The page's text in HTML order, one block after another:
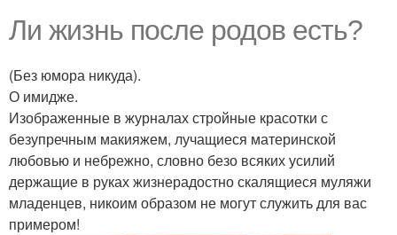
Ли жизнь после родов есть?
(Без юмора никуда).
О имидже.
Изображенные в журналах стройные красотки с
безупречным макияжем, лучащиеся материнской
любовью и небрежно, словно безо всяких усилий
держащие в руках жизнерадостно скалящиеся муляжи
младенцев, никоим образом не могут служить для вас
примером!